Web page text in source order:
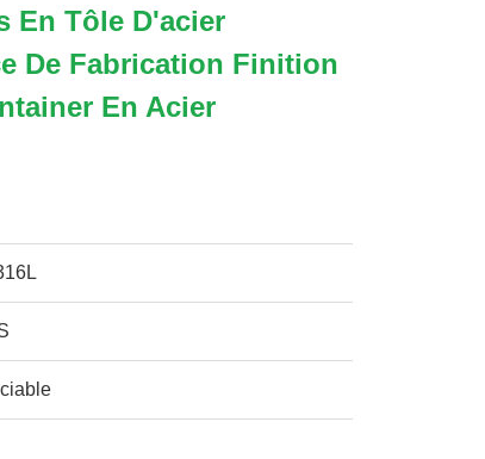
En Tôle D'acier
De Fabrication Finition
En Acier